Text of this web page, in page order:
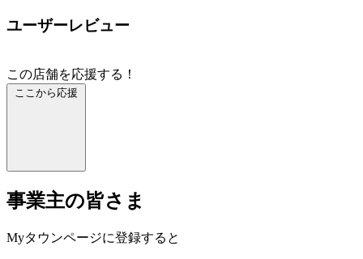
ユーザーレビュー
この店舗を応援する！
ここから応援
事業主の皆さま
Myタウンページに登録すると